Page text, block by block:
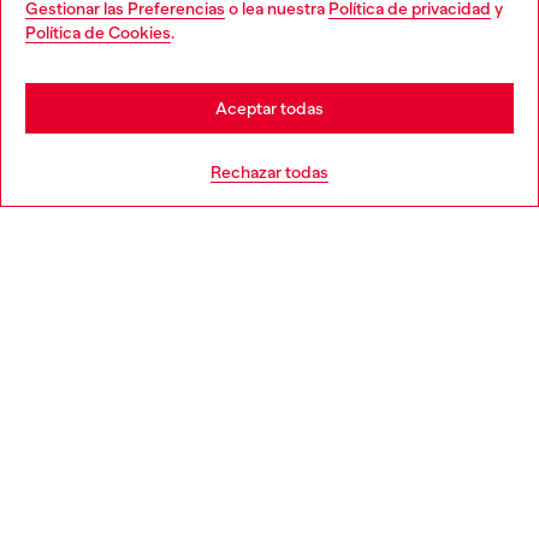
Gestionar las Preferencias o lea nuestra Política de privacidad y
Política de Cookies.
Rechazar todas
Aceptar todas
You are currently browsing España website, but it seems you
may be based in United States